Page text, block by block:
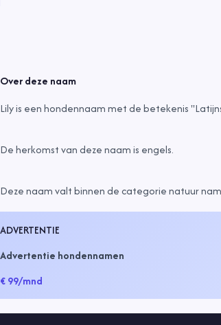
Over deze naam
Lily is een hondennaam met de betekenis
De herkomst van deze naam is engels.
Deze naam valt binnen de categorienatuur
ADVERTENTIE
Advertentie hondennamen
€ 99/mnd